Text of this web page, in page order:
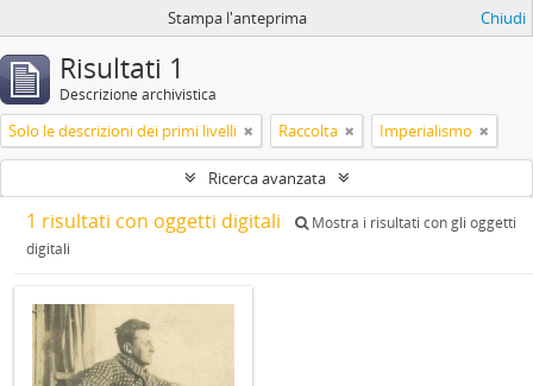
Stampa l'anteprima Chiudi
Risultati 1
Descrizione archivistica
Solo le descrizioni dei primi livelli Raccolta Imperialismo
Ricerca avanzata
1 risultati con oggetti digitali
Mostra i risultati con gli oggetti
digitali